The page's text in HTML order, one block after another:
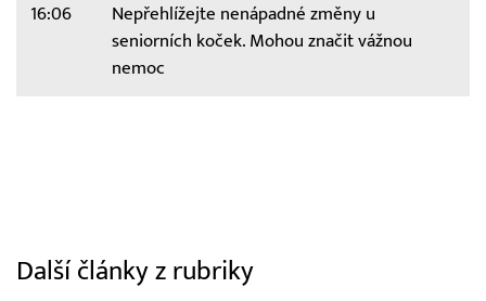
16:06
Nepřehlížejte nenápadné změny u
seniorních koček. Mohou značit vážnou
nemoc
Další články z rubriky